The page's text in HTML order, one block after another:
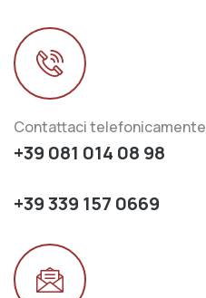
Contattaci telefonicamente
+39 081 014 08 98
+39 339 157 0669